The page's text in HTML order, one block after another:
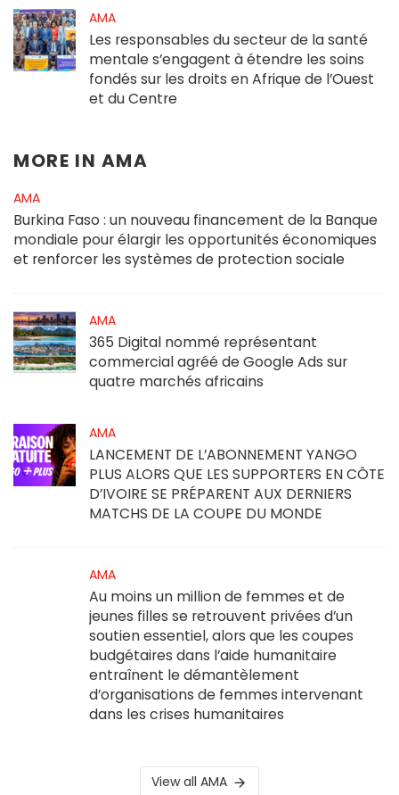
AMA
Les responsables du secteur de la santé
mentale s’engagent à étendre les soins
fondés sur les droits en Afrique de l’Ouest
et du Centre
MORE IN AMA
AMA
Burkina Faso : un nouveau financement de la Banque
mondiale pour élargir les opportunités économiques
et renforcer les systèmes de protection sociale
AMA
365 Digital nommé représentant
commercial agréé de Google Ads sur
quatre marchés africains
AMA
LANCEMENT DE L’ABONNEMENT YANGO
PLUS ALORS QUE LES SUPPORTERS EN CÔTE
D’IVOIRE SE PRÉPARENT AUX DERNIERS
MATCHS DE LA COUPE DU MONDE
AMA
Au moins un million de femmes et de
jeunes filles se retrouvent privées d’un
soutien essentiel, alors que les coupes
budgétaires dans l’aide humanitaire
entraînent le démantèlement
d’organisations de femmes intervenant
dans les crises humanitaires
View all AMA